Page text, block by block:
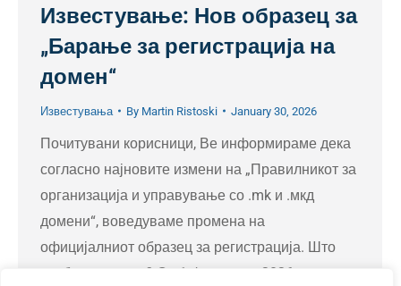
Известување: Нов образец за
„Барање за регистрација на
домен“
Известувања By Martin Ristoski January 30, 2026
Почитувани корисници, Ве информираме дека
согласно најновите измени на „Правилникот за
организација и управување со .mk и .мкд
домени“, воведуваме промена на
официјалниот образец за регистрација. Што
треба да знаете? Од 1 февруари 2026 година,